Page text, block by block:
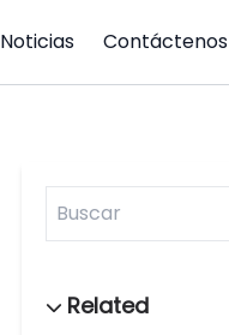
Noticias Contáctenos